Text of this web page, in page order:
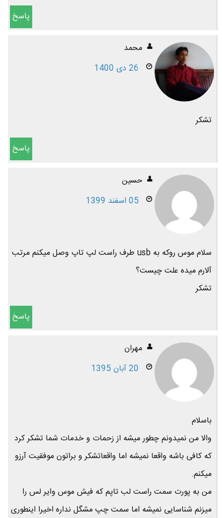
پاسخ
محمد
26 دی 1400
تشکر
پاسخ
حسین
05 اسفند 1399
سلام موس روکه به usb طرف راست لپ تاپ وصل میکنم مرتب
آلارم میده علت چیست؟
تشکر
پاسخ
مهران
20 آبان 1395
باسلام
والا من نمیدونم چطور میشه از زحمات و خدمات شما تشکر کرد
که کافی باشه واقعا نمیشه اما واقعاتشکر و براتون موفقیت آرزو
میکنم.
من به پورت سمت راست لب تاپم که فیش موس وایر لس را
میزنم شناسایی نمیشه اما سمت چپ مشگل نداره اخیرا اینطوری